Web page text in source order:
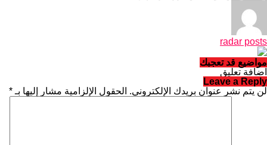
radar posts
مواضيع قد تعجبك
اضافة تعليق
Leave a Reply
لن يتم نشر عنوان بريدك الإلكتروني. الحقول الإلزامية مشار إليها بـ *